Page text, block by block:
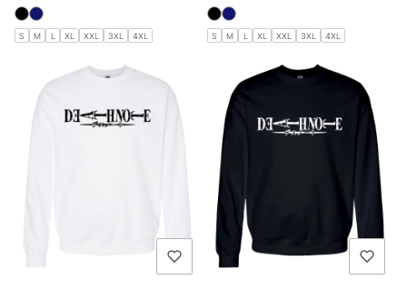
S M L XL XXL 3XL 4XL S M L XL XXL 3XL 4XL